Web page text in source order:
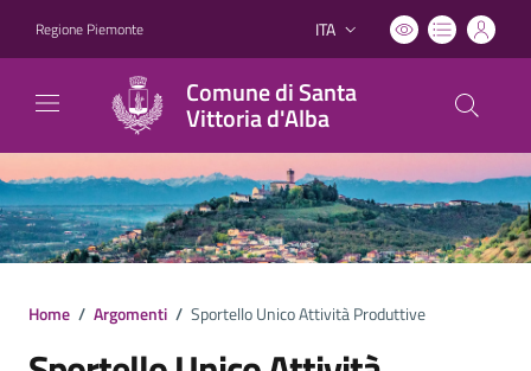
Regione Piemonte Lingua attiva:
ITA
Comune di Santa
Vittoria d'Alba
Home / Argomenti / Sportello Unico Attività Produttive